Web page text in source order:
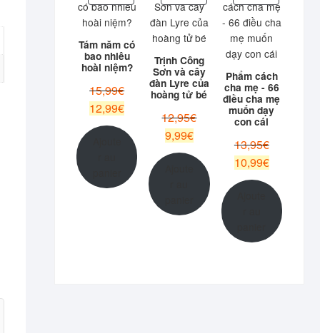
EN
PROMOTION
Tám năm có
bao nhiêu
hoài niệm?
15,99€Le
prix
initial
était :
15,99€.
12,99€Le
actuel
est :
12,99€.
EN
PROMOTION
Trịnh Công
Sơn và cây
đàn Lyre của
hoàng tử bé
12,95€Le
était :
12,95€.
9,99€Le
actuel
est :
9,99€.
EN
Phẩm cách
cha mẹ - 66
điều cha mẹ
muốn dạy
con cái
13,95€Le
prix
initial
était :
13,95€.
10,99€Le
actuel
est :
10,99€.